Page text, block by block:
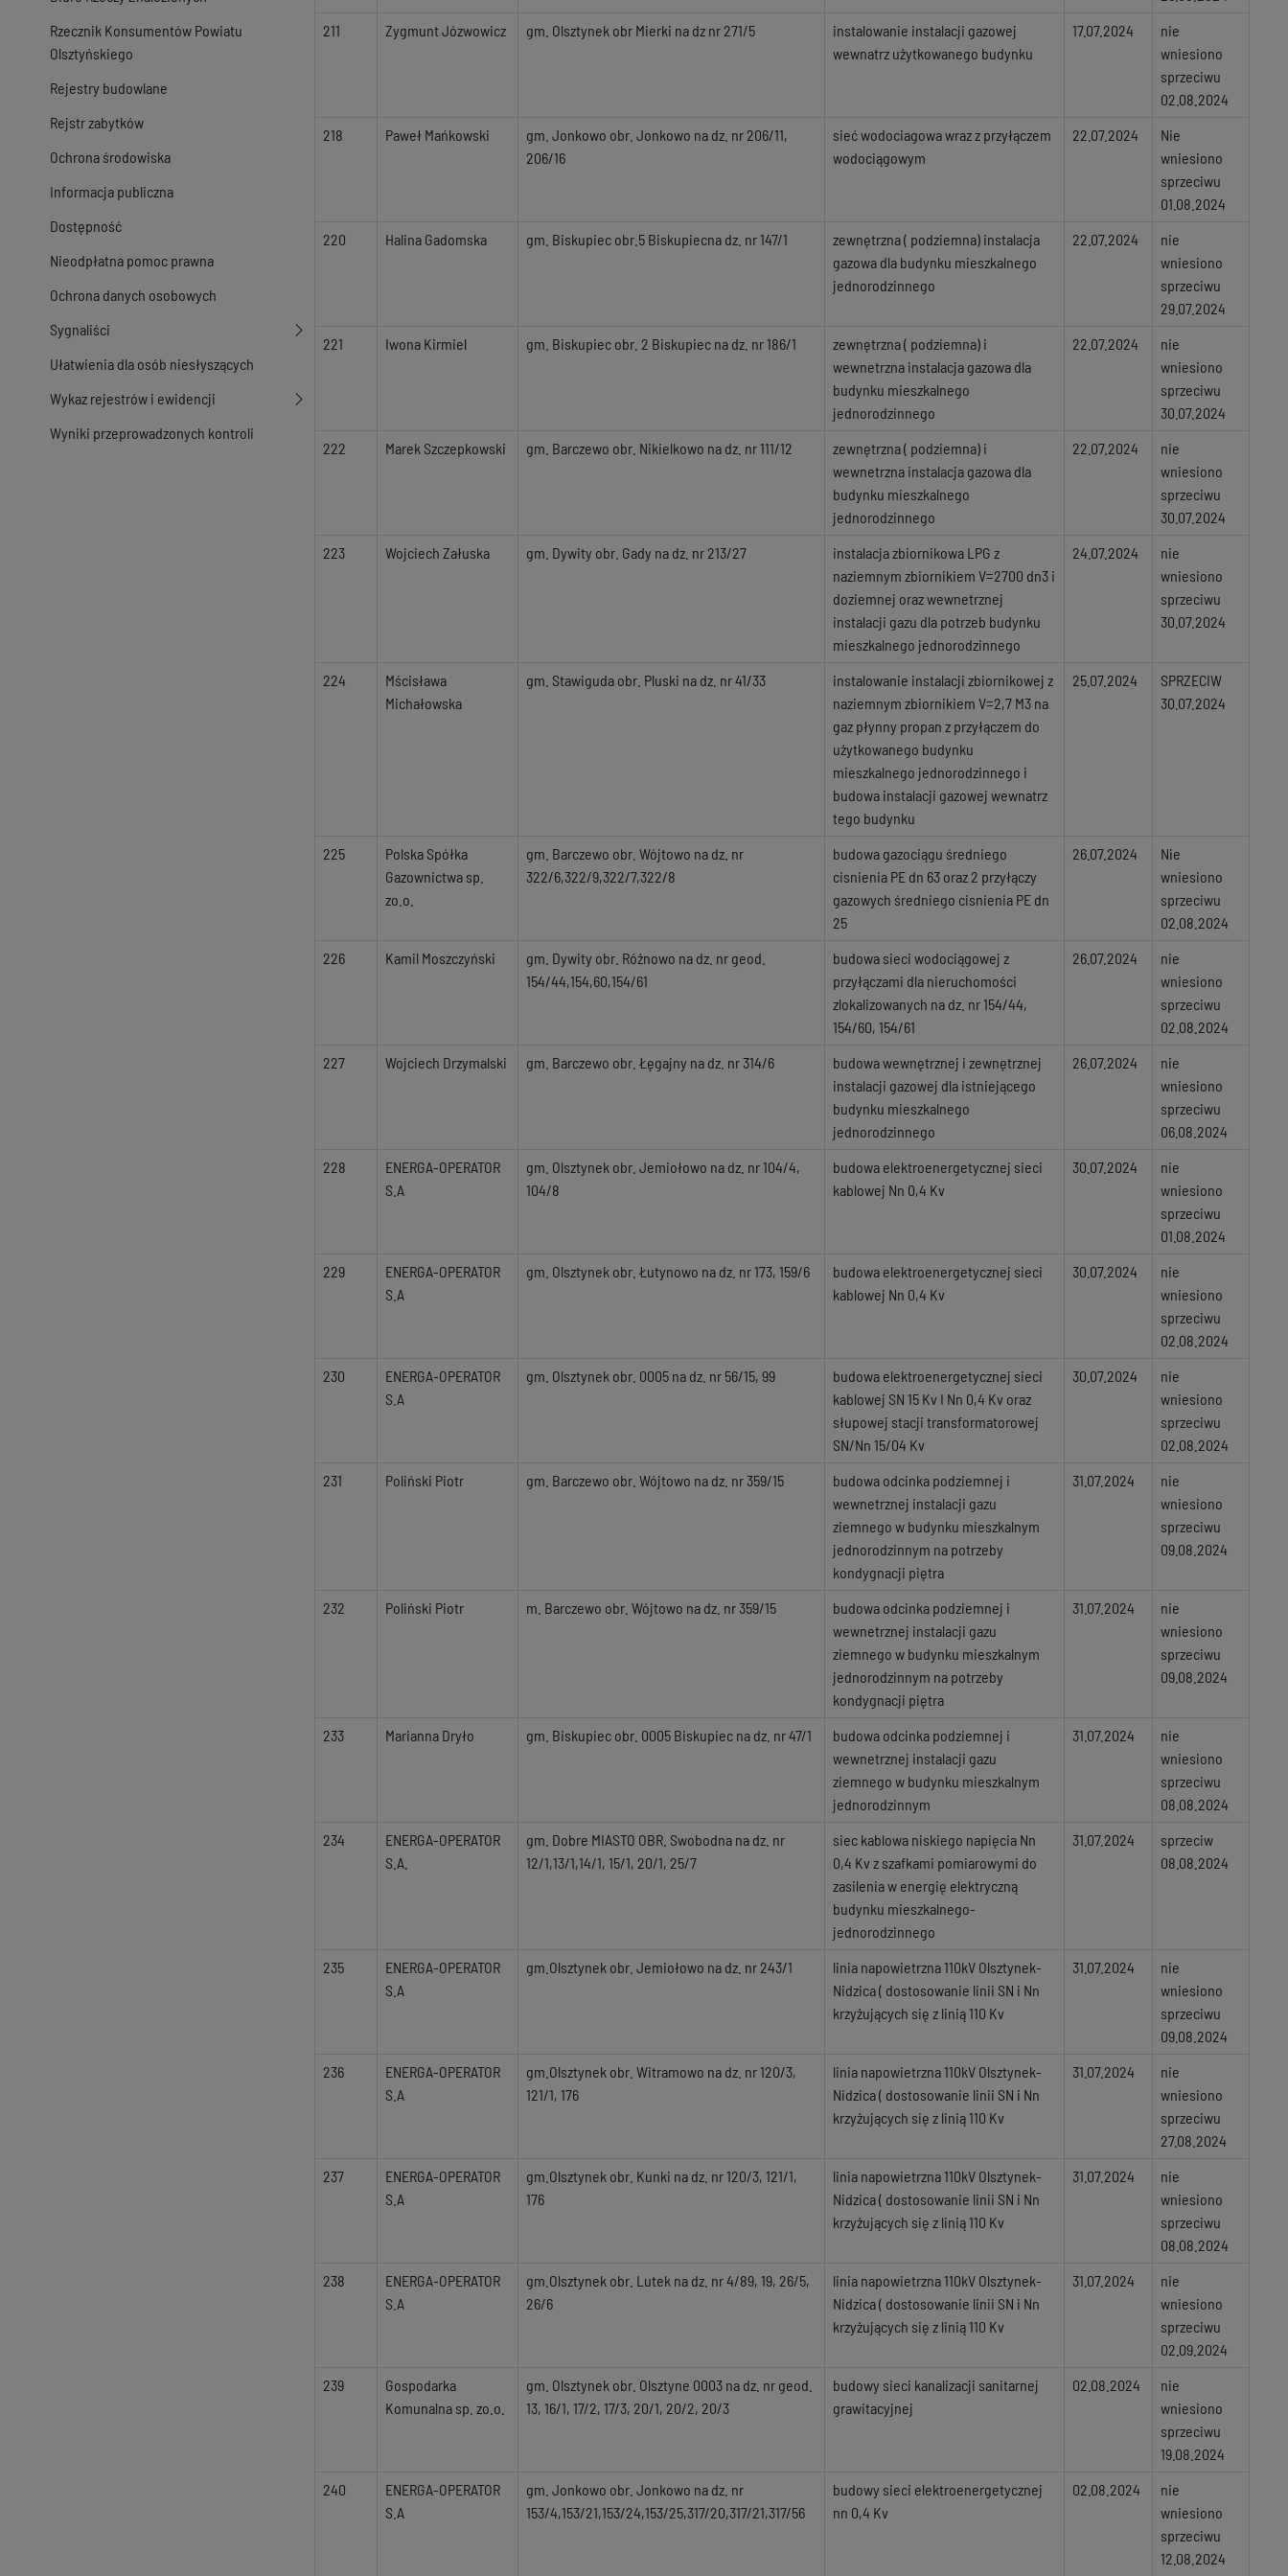
Rzecznik Konsumentów Powiatu
Olsztyńskiego
Rejestry budowlane
Rejstr zabytków
Ochrona środowiska
Informacja publiczna
Dostępność
Nieodpłatna pomoc prawna
Ochrona danych osobowych
Sygnaliści
Ułatwienia dla osób niesłyszących
Wykaz rejestrów i ewidencji
Wyniki przeprowadzonych kontroli
211
Zygmunt Józwowicz gm. Olsztynek obr Mierki na dz nr 271/5
instalowanie instalacji gazowej
wewnatrz użytkowanego budynku
17.07.2024
nie
wniesiono
sprzeciwu
02.08.2024
218
Paweł Mańkowski
gm. Jonkowo obr. Jonkowo na dz. nr 206/11,
206/16
sieć wodociagowa wraz z przyłączem
wodociągowym
22.07.2024
Nie
wniesiono
sprzeciwu
01.08.2024
220
Halina Gadomska gm. Biskupiec obr.5 Biskupiecna dz. nr 147/1
zewnętrzna ( podziemna) instalacja
gazowa dla budynku mieszkalnego
jednorodzinnego
22.07.2024
nie
wniesiono
sprzeciwu
29.07.2024
221
Iwona Kirmiel gm. Biskupiec obr. 2 Biskupiec na dz. nr 186/1
zewnętrzna ( podziemna) i
wewnetrzna instalacja gazowa dla
budynku mieszkalnego
jednorodzinnego
22.07.2024
nie
wniesiono
sprzeciwu
30.07.2024
222
Marek Szczepkowski gm. Barczewo obr. Nikielkowo na dz. nr 111/12
zewnętrzna ( podziemna) i
wewnetrzna instalacja gazowa dla
budynku mieszkalnego
jednorodzinnego
22.07.2024
nie
wniesiono
sprzeciwu
30.07.2024
223
Wojciech Załuska gm. Dywity obr. Gady na dz. nr 213/27
instalacja zbiornikowa LPG z
naziemnym zbiornikiem V=2700 dn3 i
doziemnej oraz wewnetrznej
instalacji gazu dla potrzeb budynku
mieszkalnego jednorodzinnego
24.07.2024
nie
wniesiono
sprzeciwu
30.07.2024
224
Mścisława
Michałowska
gm. Stawiguda obr. Pluski na dz. nr 41/33
instalowanie instalacji zbiornikowej z
naziemnym zbiornikiem V=2,7 M3 na
gaz płynny propan z przyłączem do
użytkowanego budynku
mieszkalnego jednorodzinnego i
budowa instalacji gazowej wewnatrz
tego budynku
25.07.2024
SPRZECIW
30.07.2024
225
Polska Spółka
Gazownictwa sp.
zo.o.
gm. Barczewo obr. Wójtowo na dz. nr
322/6,322/9,322/7,322/8
budowa gazociągu średniego
cisnienia PE dn 63 oraz 2 przyłączy
gazowych średniego cisnienia PE dn
25
26.07.2024
Nie
wniesiono
sprzeciwu
02.08.2024
226
Kamil Moszczyński
gm. Dywity obr. Różnowo na dz. nr geod.
154/44,154,60,154/61
budowa sieci wodociągowej z
przyłączami dla nieruchomości
zlokalizowanych na dz. nr 154/44,
154/60, 154/61
26.07.2024
nie
wniesiono
sprzeciwu
02.08.2024
227
Wojciech Drzymalski gm. Barczewo obr. Łęgajny na dz. nr 314/6
budowa wewnętrznej i zewnętrznej
instalacji gazowej dla istniejącego
budynku mieszkalnego
jednorodzinnego
26.07.2024
nie
wniesiono
sprzeciwu
06.08.2024
228
ENERGA-OPERATOR
S.A
gm. Olsztynek obr. Jemiołowo na dz. nr 104/4,
104/8
budowa elektroenergetycznej sieci
kablowej Nn 0,4 Kv
30.07.2024
nie
wniesiono
sprzeciwu
01.08.2024
229
ENERGA-OPERATOR
S.A
gm. Olsztynek obr. Łutynowo na dz. nr 173, 159/6
budowa elektroenergetycznej sieci
kablowej Nn 0,4 Kv
30.07.2024
nie
wniesiono
sprzeciwu
02.08.2024
230
ENERGA-OPERATOR
S.A
gm. Olsztynek obr. 0005 na dz. nr 56/15, 99
budowa elektroenergetycznej sieci
kablowej SN 15 Kv I Nn 0,4 Kv oraz
słupowej stacji transformatorowej
SN/Nn 15/04 Kv
30.07.2024
nie
wniesiono
sprzeciwu
02.08.2024
231
Poliński Piotr gm. Barczewo obr. Wójtowo na dz. nr 359/15
budowa odcinka podziemnej i
wewnetrznej instalacji gazu
ziemnego w budynku mieszkalnym
jednorodzinnym na potrzeby
kondygnacji piętra
31.07.2024
nie
wniesiono
sprzeciwu
09.08.2024
232 Poliński Piotr m. Barczewo obr. Wójtowo na dz. nr 359/15
budowa odcinka podziemnej i
wewnetrznej instalacji gazu
ziemnego w budynku mieszkalnym
jednorodzinnym na potrzeby
kondygnacji piętra
31.07.2024
nie
wniesiono
sprzeciwu
09.08.2024
233 Marianna Dryło gm. Biskupiec obr. 0005 Biskupiec na dz. nr 47/1
budowa odcinka podziemnej i
wewnetrznej instalacji gazu
ziemnego w budynku mieszkalnym
jednorodzinnym
31.07.2024
nie
wniesiono
sprzeciwu
08.08.2024
234
ENERGA-OPERATOR
S.A.
gm. Dobre MIASTO OBR. Swobodna na dz. nr
12/1,13/1,14/1, 15/1, 20/1, 25/7
siec kablowa niskiego napięcia Nn
0,4 Kv z szafkami pomiarowymi do
zasilenia w energię elektryczną
budynku mieszkalnego-
jednorodzinnego
31.07.2024
sprzeciw
08.08.2024
235
ENERGA-OPERATOR
S.A
gm.Olsztynek obr. Jemiołowo na dz. nr 243/1
linia napowietrzna 110kV Olsztynek-
Nidzica ( dostosowanie linii SN i Nn
krzyżujących się z linią 110 Kv
31.07.2024
nie
wniesiono
sprzeciwu
09.08.2024
236
ENERGA-OPERATOR
S.A
gm.Olsztynek obr. Witramowo na dz. nr 120/3,
121/1, 176
linia napowietrzna 110kV Olsztynek-
Nidzica ( dostosowanie linii SN i Nn
krzyżujących się z linią 110 Kv
31.07.2024
nie
wniesiono
sprzeciwu
27.08.2024
237
ENERGA-OPERATOR
S.A
gm.Olsztynek obr. Kunki na dz. nr 120/3, 121/1,
176
linia napowietrzna 110kV Olsztynek-
Nidzica ( dostosowanie linii SN i Nn
krzyżujących się z linią 110 Kv
31.07.2024
nie
wniesiono
sprzeciwu
08.08.2024
238
ENERGA-OPERATOR
S.A
gm.Olsztynek obr. Lutek na dz. nr 4/89, 19, 26/5,
26/6
linia napowietrzna 110kV Olsztynek-
Nidzica ( dostosowanie linii SN i Nn
krzyżujących się z linią 110 Kv
31.07.2024
nie
wniesiono
sprzeciwu
02.09.2024
239
Gospodarka
Komunalna sp. zo.o.
gm. Olsztynek obr. Olsztyne 0003 na dz. nr geod.
13, 16/1, 17/2, 17/3, 20/1, 20/2, 20/3
budowy sieci kanalizacji sanitarnej
grawitacyjnej
02.08.2024
nie
wniesiono
sprzeciwu
19.08.2024
240
ENERGA-OPERATOR
S.A
gm. Jonkowo obr. Jonkowo na dz. nr
153/4,153/21,153/24,153/25,317/20,317/21,317/56
budowy sieci elektroenergetycznej
nn 0,4 Kv
02.08.2024
nie
wniesiono
sprzeciwu
12.08.2024